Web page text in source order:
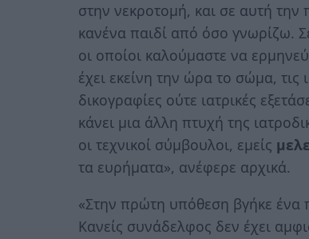
στην νεκροτομή, και σε αυτή την
κανένα παιδί από όσο γνωρίζω.
οι οποίοι καλούμαστε να
έχει εκείνη την ώρα το σώμα, τις
δικογραφίες ούτε ιατρικές
κάνει μια άλλη πτυχή της
οι τεχνικοί σύμβουλοι, εμείς
τα ευρήματα», ανέφερε αρχικά.
«Στην πρώτη υπόθεση βγήκε ένα
Κανείς συνάδελφος δεν έχει